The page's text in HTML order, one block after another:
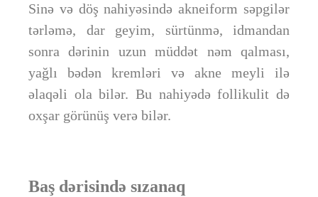
Sinə və döş nahiyəsində akneiform səpgilər
tərləmə, dar geyim, sürtünmə, idmandan
sonra dərinin uzun müddət nəm qalması,
yağlı bədən kremləri və akne meyli ilə
əlaqəli ola bilər. Bu nahiyədə follikulit də
oxşar görünüş verə bilər.
Baş dərisində sızanaq